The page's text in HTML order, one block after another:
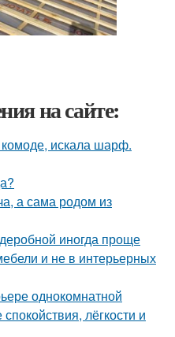
на сайте:
искала шарф.
а сама родом из
иногда проще
и не в интерьерных
однокомнатной
лёгкости и